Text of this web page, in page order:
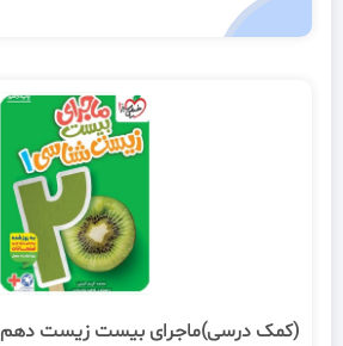
(کمک درسی)ماجرای بیست زیست دهم خیلی سبز